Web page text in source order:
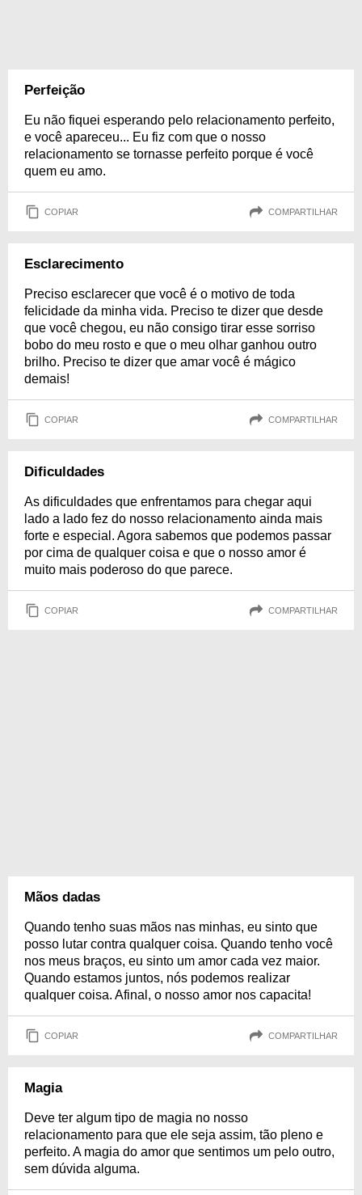
Perfeição
Eu não fiquei esperando pelo relacionamento perfeito,
e você apareceu... Eu fiz com que o nosso
relacionamento se tornasse perfeito porque é você
quem eu amo.
COPIAR COMPARTILHAR
Esclarecimento
Preciso esclarecer que você é o motivo de toda
felicidade da minha vida. Preciso te dizer que desde
que você chegou, eu não consigo tirar esse sorriso
bobo do meu rosto e que o meu olhar ganhou outro
brilho. Preciso te dizer que amar você é mágico
demais!
COPIAR COMPARTILHAR
Dificuldades
As dificuldades que enfrentamos para chegar aqui
lado a lado fez do nosso relacionamento ainda mais
forte e especial. Agora sabemos que podemos passar
por cima de qualquer coisa e que o nosso amor é
muito mais poderoso do que parece.
COPIAR COMPARTILHAR
Mãos dadas
Quando tenho suas mãos nas minhas, eu sinto que
posso lutar contra qualquer coisa. Quando tenho você
nos meus braços, eu sinto um amor cada vez maior.
Quando estamos juntos, nós podemos realizar
qualquer coisa. Afinal, o nosso amor nos capacita!
COPIAR COMPARTILHAR
Magia
Deve ter algum tipo de magia no nosso
relacionamento para que ele seja assim, tão pleno e
perfeito. A magia do amor que sentimos um pelo outro,
sem dúvida alguma.